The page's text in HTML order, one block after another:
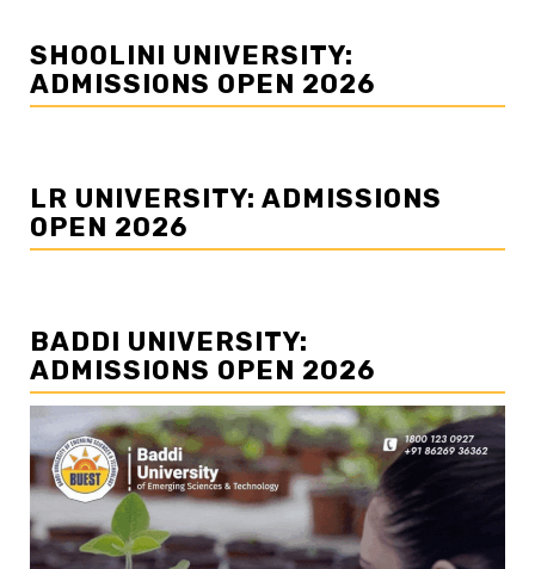
SHOOLINI UNIVERSITY:
ADMISSIONS OPEN 2026
LR UNIVERSITY: ADMISSIONS
OPEN 2026
BADDI UNIVERSITY:
ADMISSIONS OPEN 2026